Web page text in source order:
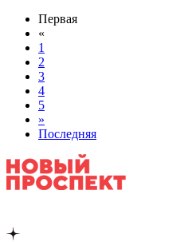
Первая
«
1
2
3
4
5
»
Последняя